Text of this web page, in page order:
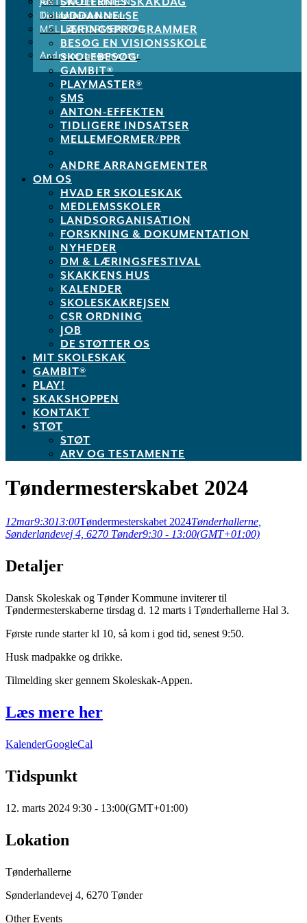
Tidligere indsatser
MELLEMFORMER/PPR
Andre arrangementer
De støtter os
UDDANNELSE
LÆRINGSPROGRAMMER
BESØG EN VISIONSSKOLE
SKOLEBESØG
GAMBIT®
PLAYMASTER®
SMS
ANTON-EFFEKTEN
TIDLIGERE INDSATSER
MELLEMFORMER/PPR
ANDRE ARRANGEMENTER
OM OS
HVAD ER SKOLESKAK
MEDLEMSSKOLER
LANDSORGANISATION
FORSKNING & DOKUMENTATION
NYHEDER
DM & LÆRINGSFESTIVAL
SKAKKENS HUS
KALENDER
SKOLESKAKREJSEN
CSR ORDNING
JOB
DE STØTTER OS
MIT SKOLESKAK
GAMBIT®
PLAY!
SKAKSHOPPEN
KONTAKT
STØT
STØT
ARV OG TESTAMENTE
Tøndermesterskabet 2024
12mar9:3013:00Tøndermesterskabet 2024Tønderhallerne
Sønderlandevej 4, 6270 Tønder9:30 - 13:00(GMT+01:00)
Detaljer
Dansk Skoleskak og Tønder Kommune inviterer til
Tøndermesterskaberne tirsdag d. 12 marts i Tønderhallerne Hal 3.
Første runde starter kl 10, så kom i god tid, senest 9:50.
Husk madpakke og drikke.
Tilmelding sker gennem Skoleskak-Appen.
Læs mere her
KalenderGoogleCal
Tidspunkt
12. marts 2024 9:30 - 13:00(GMT+01:00)
Lokation
Tønderhallerne
Sønderlandevej 4, 6270 Tønder
Other Events